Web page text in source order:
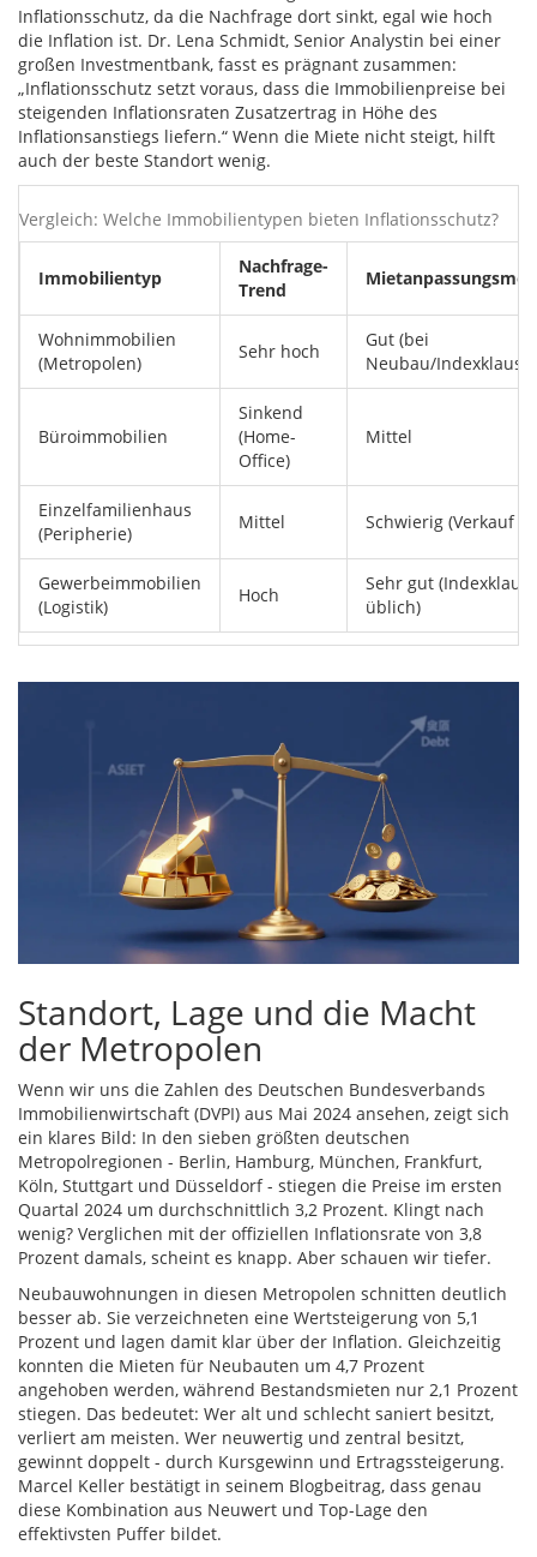
Inflationsschutz, da die Nachfrage dort sinkt, egal wie hoch
die Inflation ist. Dr. Lena Schmidt, Senior Analystin bei einer
großen Investmentbank, fasst es prägnant zusammen:
„Inflationsschutz setzt voraus, dass die Immobilienpreise bei
steigenden Inflationsraten Zusatzertrag in Höhe des
Inflationsanstiegs liefern.“ Wenn die Miete nicht steigt, hilft
auch der beste Standort wenig.
Vergleich: Welche Immobilientypen bieten Inflationsschutz?
Immobilientyp
Nachfrage-
Trend
Wohnimmobilien
(Metropolen)
Sehr hoch
Gut (bei
Neubau/
Büroimmobilien
Sinkend
(Home-
Office)
Mittel
Einzelfamilienhaus
(Peripherie)
Mittel Schwierig (Verkauf
Gewerbeimmobilien
(Logistik)
Hoch
Sehr gut
üblich)
Standort, Lage und die Macht
der Metropolen
Wenn wir uns die Zahlen des Deutschen Bundesverbands
Immobilienwirtschaft (DVPI) aus Mai 2024 ansehen, zeigt sich
ein klares Bild: In den sieben größten deutschen
Metropolregionen - Berlin, Hamburg, München, Frankfurt,
Köln, Stuttgart und Düsseldorf - stiegen die Preise im ersten
Quartal 2024 um durchschnittlich 3,2 Prozent. Klingt nach
wenig? Verglichen mit der offiziellen Inflationsrate von 3,8
Prozent damals, scheint es knapp. Aber schauen wir tiefer.
Neubauwohnungen in diesen Metropolen schnitten deutlich
besser ab. Sie verzeichneten eine Wertsteigerung von 5,1
Prozent und lagen damit klar über der Inflation. Gleichzeitig
konnten die Mieten für Neubauten um 4,7 Prozent
angehoben werden, während Bestandsmieten nur 2,1 Prozent
stiegen. Das bedeutet: Wer alt und schlecht saniert besitzt,
verliert am meisten. Wer neuwertig und zentral besitzt,
gewinnt doppelt - durch Kursgewinn und Ertragssteigerung.
Marcel Keller bestätigt in seinem Blogbeitrag, dass genau
diese Kombination aus Neuwert und Top-Lage den
effektivsten Puffer bildet.